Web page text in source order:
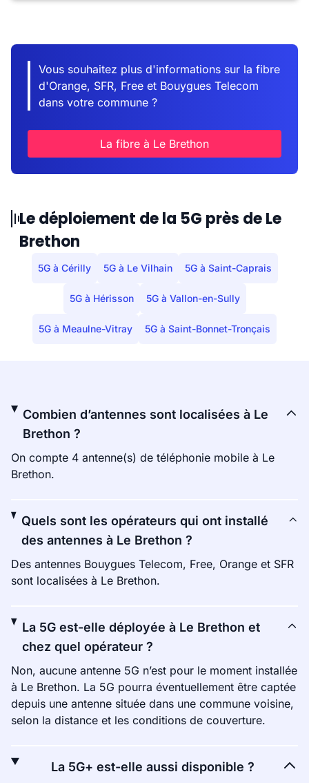
Vous souhaitez plus d'informations sur la fibre
d'Orange, SFR, Free et Bouygues Telecom
dans votre commune ?
La fibre à Le Brethon
Le déploiement de la 5G près de Le
Brethon
5G à Cérilly 5G à Le Vilhain 5G à Saint-Caprais
5G à Hérisson 5G à Vallon-en-Sully
5G à Meaulne-Vitray 5G à Saint-Bonnet-Tronçais
Combien d’antennes sont localisées à Le
Brethon ?
On compte 4 antenne(s) de téléphonie mobile à Le
Brethon.
Quels sont les opérateurs qui ont installé
des antennes à Le Brethon ?
Des antennes Bouygues Telecom, Free, Orange et SFR
sont localisées à Le Brethon.
La 5G est-elle déployée à Le Brethon et
chez quel opérateur ?
Non, aucune antenne 5G n’est pour le moment installée
à Le Brethon. La 5G pourra éventuellement être captée
depuis une antenne située dans une commune voisine,
selon la distance et les conditions de couverture.
La 5G+ est-elle aussi disponible ?